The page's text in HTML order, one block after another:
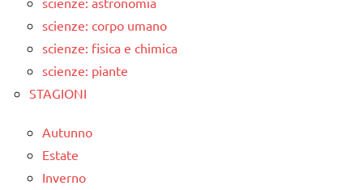
scienze: corpo umano
scienze: fisica e chimica
scienze: piante
STAGIONI
Autunno
Estate
Inverno